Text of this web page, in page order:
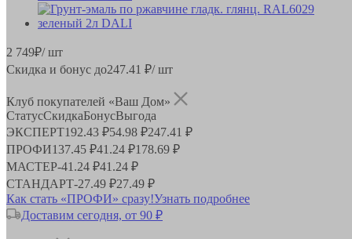
2 749₽/ шт
Скидка и бонус до247.41 ₽/ шт
Клуб покупателей «Ваш Дом»
СтатусСкидкаБонусВыгода
ЭКСПЕРТ192.43 ₽54.98 ₽247.41 ₽
ПРОФИ137.45 ₽41.24 ₽178.69 ₽
МАСТЕР-41.24 ₽41.24 ₽
СТАНДАРТ-27.49 ₽27.49 ₽
Как стать «ПРОФИ» сразу!Узнать подробнее
Доставим сегодня, от 90 ₽